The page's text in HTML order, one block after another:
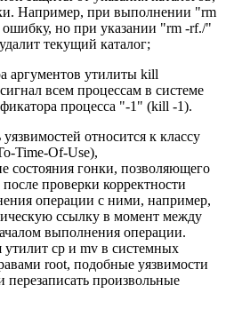
Например, при выполнении "rm
но при указании "rm ‑rf./"
текущий каталог;
аргументов утилиты kill
всем процессам в системе
процесса "-1" (kill -1).
относится к классу
состояния гонки, позволяющего
проверки корректности
операции с ними, например,
ссылку в момент между
выполнения операции.
утилит cp и mv в системных
root, подобные уязвимости
перезаписать произвольные